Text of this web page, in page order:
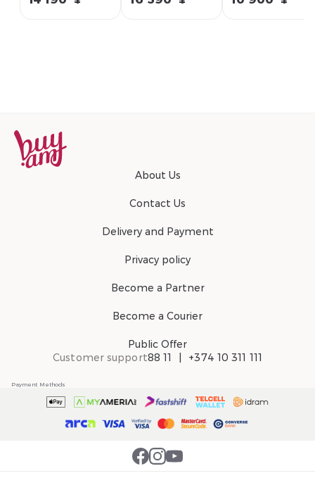
About Us
Contact Us
Delivery and Payment
Privacy policy
Become a Partner
Become a Courier
Public Offer
Customer support88 11 +374 10 311 111
Payment Methods